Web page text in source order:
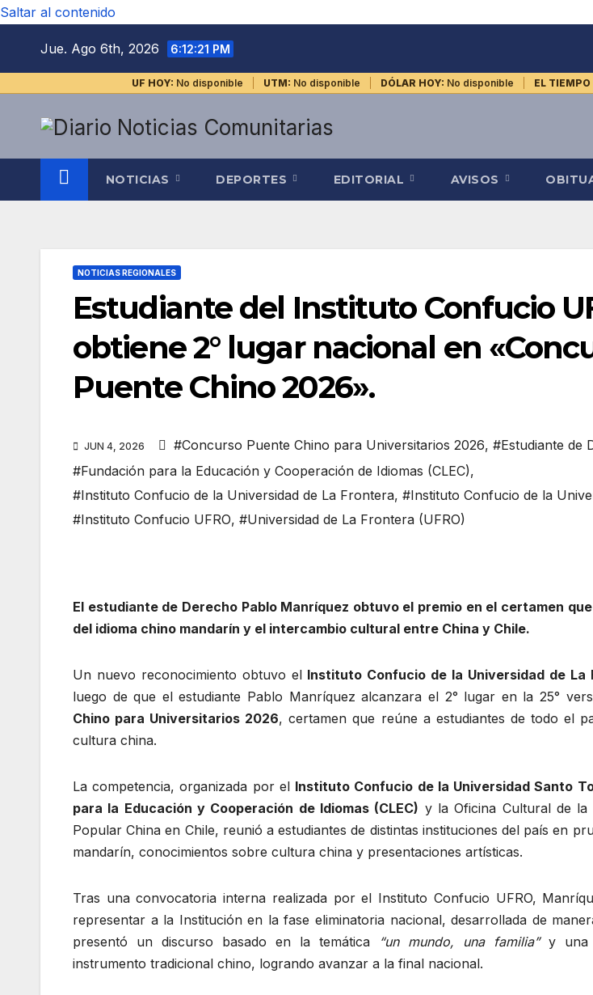
Saltar al contenido
Jue. Ago 6th, 2026 6:12:21 PM
UF HOY: No disponible UTM: No disponible DÓLAR HOY: No disponible EL
NOTICIAS DEPORTES EDITORIAL AVISOS
NOTICIAS REGIONALES
Estudiante del Instituto Confucio
obtiene 2° lugar nacional en
Puente Chino 2026».
JUN 4, 2026 #Concurso Puente Chino para Universitarios 2026, #Estudiante de
#Fundación para la Educación y Cooperación de Idiomas (CLEC),
#Instituto Confucio de la Universidad de La Frontera, #Instituto Confucio de la
#Instituto Confucio UFRO, #Universidad de La Frontera (UFRO)
El estudiante de Derecho Pablo Manríquez obtuvo el premio en el certamen
del idioma chino mandarín y el intercambio cultural entre China y Chile.
Un nuevo reconocimiento obtuvo el Instituto Confucio de la Universidad de La
luego de que el estudiante Pablo Manríquez alcanzara el 2° lugar en la 25°
Chino para Universitarios 2026, certamen que reúne a estudiantes de todo el
cultura china.
La competencia, organizada por el Instituto Confucio de la Universidad Santo
para la Educación y Cooperación de Idiomas (CLEC) y la Oficina Cultural de la
Popular China en Chile, reunió a estudiantes de distintas instituciones del país en
mandarín, conocimientos sobre cultura china y presentaciones artísticas.
Tras una convocatoria interna realizada por el Instituto Confucio UFRO,
representar a la Institución en la fase eliminatoria nacional, desarrollada de
presentó un discurso basado en la temática“un mundo, una familia” y una
instrumento tradicional chino, logrando avanzar a la final nacional.